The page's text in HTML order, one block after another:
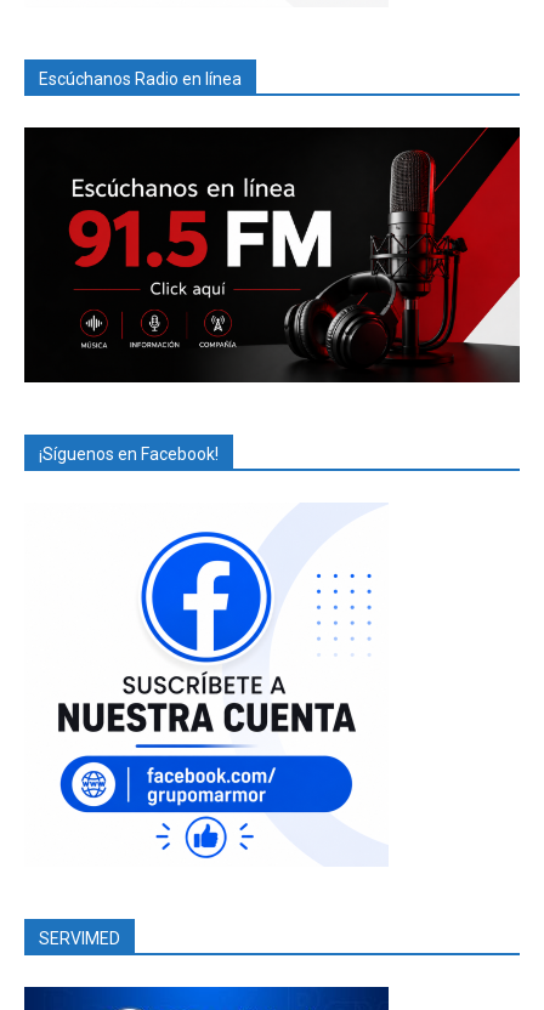
Escúchanos Radio en línea
¡Síguenos en Facebook!
SERVIMED